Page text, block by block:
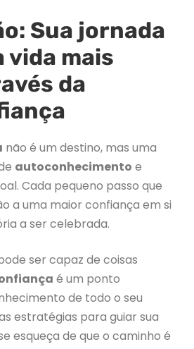
Sua jornada
vida mais
da
não é um destino, mas uma
autoconhecimento e
Cada pequeno passo que
a uma maior confiança em si
a ser celebrada.
ser capaz de coisas
é um ponto
de todo o seu
estratégias para guiar sua
esqueça de que o caminho é